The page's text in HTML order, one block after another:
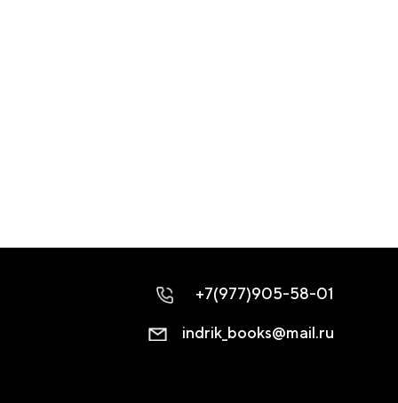
+7(977)905-58-01
indrik_books@mail.ru